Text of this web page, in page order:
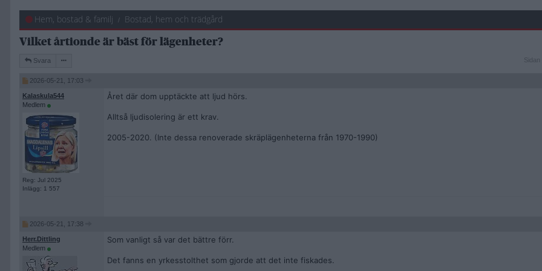
Hem, bostad & familj Bostad, hem och trädgård
Vilket årtionde är bäst för lägenheter?
Svara
Sidan
Sidan
2026-05-21, 17:03
Kalaskula544
Medlem
Reg: Jul 2025
Inlägg: 1 557
Året där dom upptäckte att ljud hörs.
Alltså ljudisolering är ett krav.
2005-2020. (Inte dessa renoverade skräplägenheterna från 1970-1990)
2026-05-21, 17:38
Herr.Dittling
Medlem
Som vanligt så var det bättre förr.
Det fanns en yrkesstolthet som gjorde att det inte fiskades.